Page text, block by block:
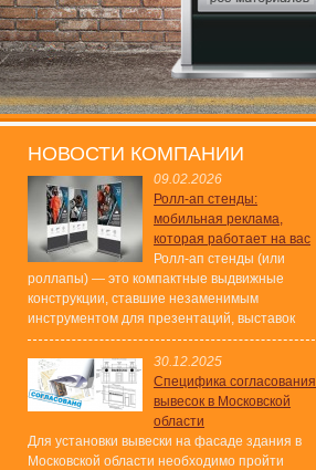
НОВОСТИ КОМПАНИИ
09.02.2026
Ролл-ап стенды:
мобильная реклама,
которая работает на вас
Ролл-ап стенды (или
роллапы) — это компактные выдвижные
конструкции, ставшие незаменимым
инструментом для презентаций, выставок
30.12.2025
Специфика согласования
вывесок в Московской
области
Для установки вывески на фасаде здания в
Московской области необходимо пройти